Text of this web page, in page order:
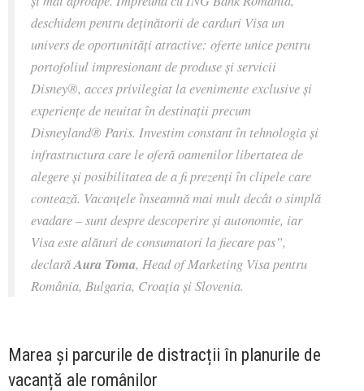
deschidem pentru deținătorii de carduri Visa un
univers de oportunități atractive: oferte unice pentru
portofoliul impresionant de produse și servicii
Disney®, acces privilegiat la evenimente exclusive și
experiențe de neuitat în destinații precum
Disneyland® Paris. Investim constant în tehnologia și
infrastructura care le oferă oamenilor libertatea de
alegere și posibilitatea de a fi prezenți în clipele care
contează. Vacanțele înseamnă mai mult decât o simplă
evadare – sunt despre descoperire și autonomie, iar
Visa este alături de consumatori la fiecare pas”,
declarăAura Toma, Head of Marketing Visa pentru
România, Bulgaria, Croația și Slovenia.
Marea și parcurile de distracții în planurile de
vacanță ale românilor